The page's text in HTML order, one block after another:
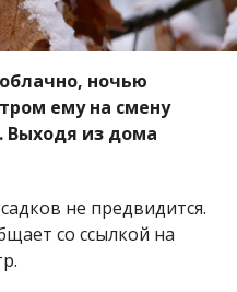
ночью
ему на смену
Выходя из дома
не предвидится.
со ссылкой на